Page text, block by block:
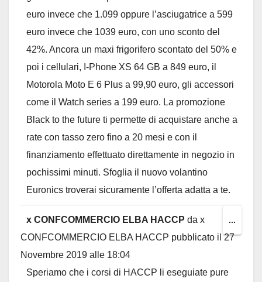
euro invece che 1.099 oppure l’asciugatrice a 599
euro invece che 1039 euro, con uno sconto del
42%. Ancora un maxi frigorifero scontato del 50% e
poi i cellulari, I-Phone XS 64 GB a 849 euro, il
Motorola Moto E 6 Plus a 99,90 euro, gli accessori
come il Watch series a 199 euro. La promozione
Black to the future ti permette di acquistare anche a
rate con tasso zero fino a 20 mesi e con il
finanziamento effettuato direttamente in negozio in
pochissimi minuti. Sfoglia il nuovo volantino
Euronics troverai sicuramente l’offerta adatta a te.
x CONFCOMMERCIO ELBA HACCP da x
CONFCOMMERCIO ELBA HACCP pubblicato il 27
Novembre 2019 alle 18:04
Speriamo che i corsi di HACCP li eseguiate pure
...
this